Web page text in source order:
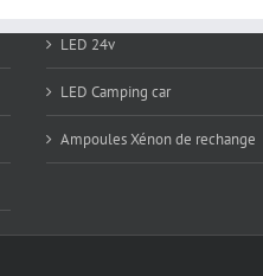
LED 24v
LED Camping car
Ampoules Xénon de rechange